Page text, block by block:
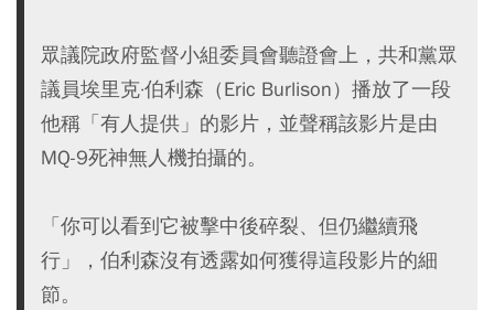
眾議院政府監督小組委員會聽證會上，共和黨眾
議員埃里克·伯利森（Eric Burlison）播放了一段
他稱「有人提供」的影片，並聲稱該影片是由
MQ-9死神無人機拍攝的。
「你可以看到它被擊中後碎裂、但仍繼續飛
行」，伯利森沒有透露如何獲得這段影片的細
節。